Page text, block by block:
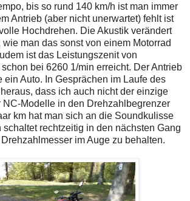
bis so rund 140 km/h ist man immer
Antrieb (aber nicht unerwartet) fehlt ist
Hochdrehen. Die Akustik verändert
man das sonst von einem Motorrad
ist das Leistungszenit von
bei 6260 1/min erreicht. Der Antrieb
ein Auto. In Gesprächen im Laufe des
dass ich auch nicht der einzige
NC-Modelle in den Drehzahlbegrenzer
km hat man sich an die Soundkulisse
rechtzeitig in den nächsten Gang
im Auge zu behalten.